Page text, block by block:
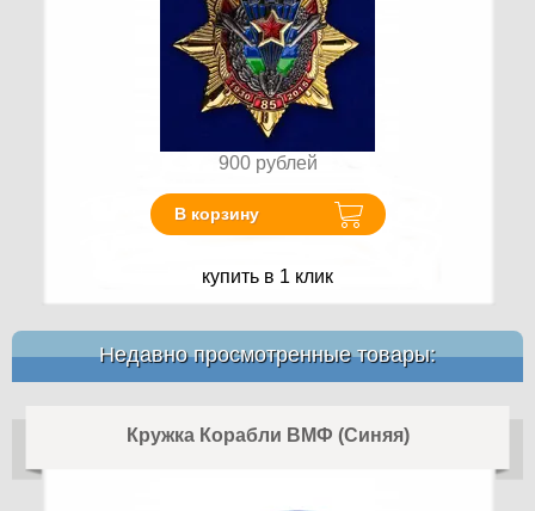
900 рублей
В корзину
купить в 1 клик
Недавно просмотренные товары:
Кружка Корабли ВМФ (Синяя)